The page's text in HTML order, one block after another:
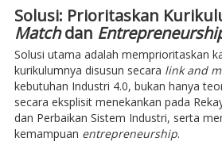
Solusi: Prioritaskan
Matchdan
Solusi utama adalah memprioritaskan
kurikulumnya disusun secara link and
kebutuhan Industri 4.0, bukan hanya
secara eksplisit menekankan pada
dan Perbaikan Sistem Industri, serta
kemampuan entrepreneurship.